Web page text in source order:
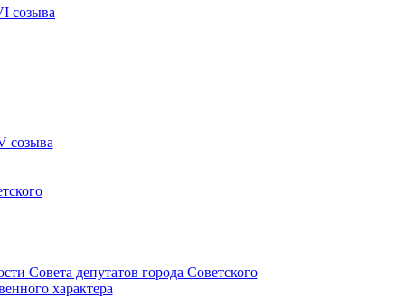
созыва
созыва
Совета депутатов города Советского
характера